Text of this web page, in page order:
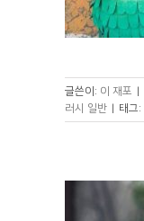
글쓴이: 이 재포 |
러시 일반 | 태그: